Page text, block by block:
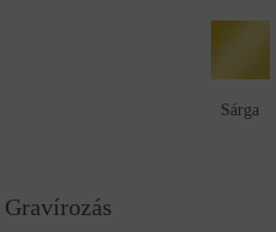
Sárga
Gravírozás